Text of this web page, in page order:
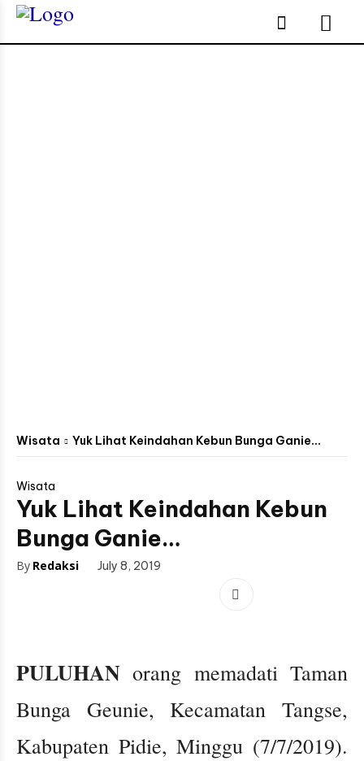
Wisata Yuk Lihat Keindahan Kebun Bunga Ganie...
Wisata
Yuk Lihat Keindahan Kebun
Bunga Ganie…
By Redaksi July 8, 2019
PULUHAN orang memadati Taman
Bunga Geunie, Kecamatan Tangse,
Kabupaten Pidie, Minggu (7/7/2019).